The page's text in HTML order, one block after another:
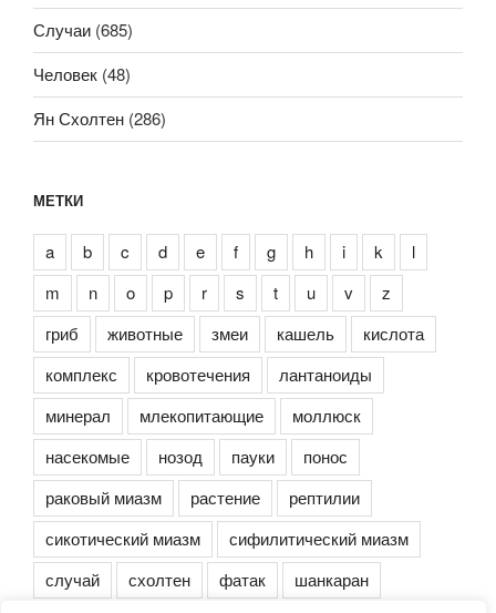
Случаи (685)
Человек (48)
Ян Схолтен (286)
МЕТКИ
a b c d e f g h i k
l
m
n o p r s t u v
z
гриб
животные змеи кашель
кислота
комплекс
кровотечения
лантаноиды
минерал
млекопитающие
моллюск
насекомые
нозод пауки
понос
раковый миазм
растение
рептилии
сикотический миазм
сифилитический миазм
случай
схолтен фатак шанкаран